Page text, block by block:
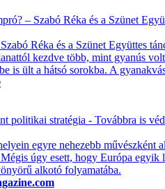
– Szabó Réka és a Szünet
Réka és a Szünet Együttes
kezdve több, mint gyanús
is ült a hátsó sorokba. A
politikai stratégia - Továbbra is
egyre nehezebb művészként
úgy esett, hogy Európa egyik
alkotó folyamatába.